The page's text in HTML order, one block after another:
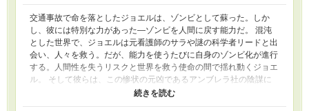
交通事故で命を落としたジョエルは、ゾンビとして蘇った。しか
し、彼には特別な力があった―ゾンビを人間に戻す能力だ。 混沌
とした世界で、ジョエルは元看護師のサラや謎の科学者リードと出
会い、人々を救う。だが、能力を使うたびに自身のゾンビ化が進行
する。人間性を失うリスクと世界を救う使命の間で揺れ動くジョエ
ル。 そして彼らは、この惨状の元凶であるアンブレラ社の陰謀に
迫る。果たしてジョエルは、自らの存在を賭して世界を救うことが
できるのか。 人間とゾンビの境界線で葛藤する主人公の姿を通